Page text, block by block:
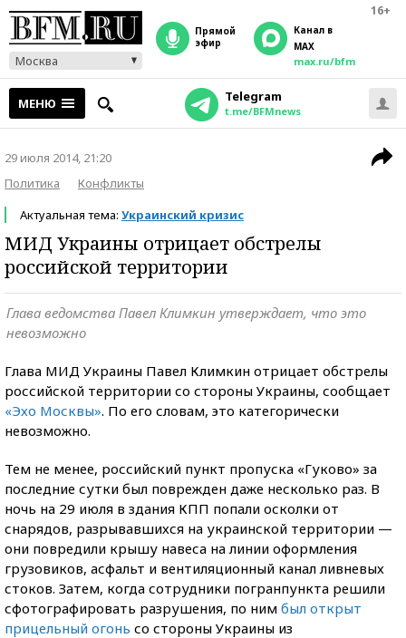
16+
Москва
прямой
эфир
Канал в
MAX
max.ru/bfm
МЕНЮ Telegram
t.me/BFMnews
29 июля 2014, 21:20
Политика
Конфликты
Актуальная тема: Украинский кризис
МИД Украины отрицает обстрелы
российской территории
Глава ведомства Павел Климкин утверждает, что это
невозможно
Глава МИД Украины Павел Климкин отрицает обстрелы
российской территории со стороны Украины, сообщает
«Эхо Москвы». По его словам, это категорически
невозможно.
Тем не менее, российский пункт пропуска «Гуково» за
последние сутки был поврежден даже несколько раз. В
ночь на 29 июля в здания КПП попали осколки от
снарядов, разрывавшихся на украинской территории —
они повредили крышу навеса на линии оформления
грузовиков, асфальт и вентиляционный канал ливневых
стоков. Затем, когда сотрудники погранпункта решили
сфотографировать разрушения, по ним был открыт
прицельный огонь со стороны Украины из